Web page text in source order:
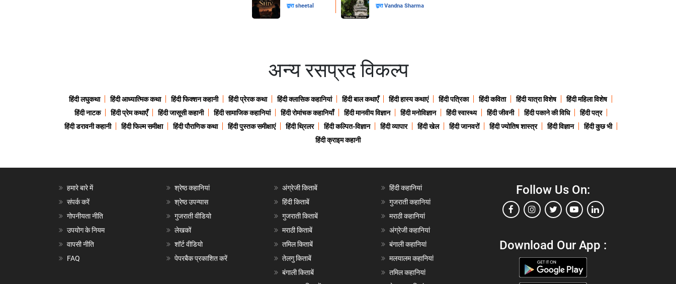
द्वाराsheetal द्वाराVandna Sharma
अन्य रसप्रद विकल्प
हिंदी लघुकथा हिंदी आध्यात्मिक कथा हिंदी फिक्शन कहानी हिंदी प्रेरक कथा हिंदी क्लासिक कहानियां हिंदी बाल कथाएँ हिंदी हास्य कथाएं हिंदी पत्रिका हिंदी कविता हिंदी यात्रा विशेष
हिंदी महिला विशेष
हिंदी नाटक
हिंदी प्रेम कथाएँ हिंदी जासूसी कहानी हिंदी सामाजिक कहानियां हिंदी रोमांचक कहानियाँ हिंदी मानवीय विज्ञान हिंदी मनोविज्ञान हिंदी स्वास्थ्य हिंदी जीवनी हिंदी पकाने की विधि
हिंदी पत्र
हिंदी डरावनी कहानी
हिंदी फिल्म समीक्षा हिंदी पौराणिक कथा हिंदी पुस्तक समीक्षाएं हिंदी थ्रिलर हिंदी कल्पित-विज्ञान हिंदी व्यापार हिंदी खेल हिंदी जानवरों हिंदी ज्योतिष शास्त्र हिंदी विज्ञान
हिंदी कुछ भी
हिंदी क्राइम कहानी
हमारे बारे में
संपर्क करें
गोपनीयता नीति
उपयोग के नियम
वापसी नीति
FAQ
श्रेष्ठ कहानियां
श्रेष्ठ उपन्यास
गुजराती वीडियो
लेखकों
शॉर्ट वीडियो
पेपरबैक प्रकाशित करें
अंग्रेजी किताबें
हिंदी किताबें
गुजराती किताबें
मराठी किताबें
तमिल किताबें
तेलगु किताबें
बंगाली किताबें
हिंदी कहानियां
गुजराती कहानियां
मराठी कहानियां
अंग्रेजी कहानियां
बंगाली कहानियां
मलयालम कहानियां
तमिल कहानियां
Follow Us On:
Download Our App :